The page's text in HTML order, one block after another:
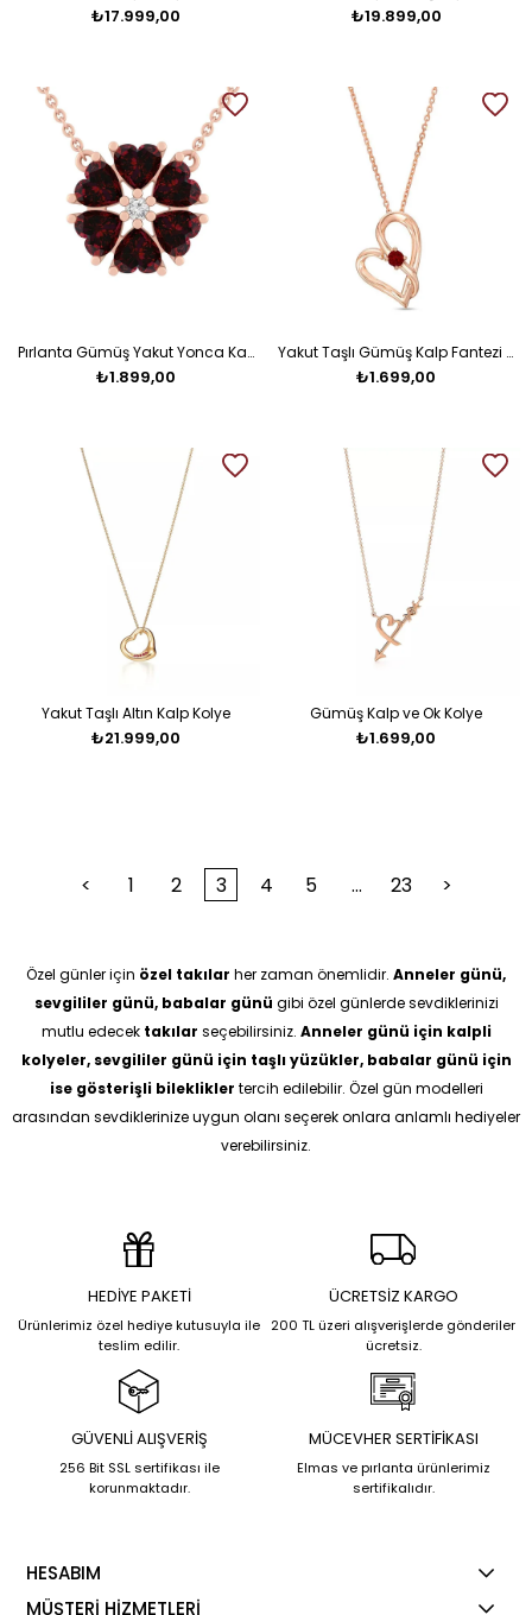
₺17.999,00 ₺19.899,00
Pırlanta Gümüş Yakut Yonca Kalp Kolye
₺1.899,00
Yakut Taşlı Gümüş Kalp Fantezi Kolye
₺1.699,00
Yakut Taşlı Altın Kalp Kolye
₺21.999,00
Gümüş Kalp ve Ok Kolye
₺1.699,00
< 1 2 3 4 5 ... 23 >
Özel günler için özel takılar her zaman önemlidir. Anneler günü,
sevgililer günü, babalar günü gibi özel günlerde sevdiklerinizi
mutlu edecek takılar seçebilirsiniz. Anneler günü için kalpli
kolyeler, sevgililer günü için taşlı yüzükler, babalar günü için
ise gösterişli bileklikler tercih edilebilir. Özel gün modelleri
arasından sevdiklerinize uygun olanı seçerek onlara anlamlı hediyeler
verebilirsiniz.
HEDİYE PAKETİ
Ürünlerimiz özel hediye kutusuyla ile
teslim edilir.
ÜCRETSİZ KARGO
200 TL üzeri alışverişlerde gönderiler
ücretsiz.
GÜVENLİ ALIŞVERİŞ
256 Bit SSL sertifikası ile
korunmaktadır.
MÜCEVHER SERTİFİKASI
Elmas ve pırlanta ürünlerimiz
sertifikalıdır.
HESABIM
MÜŞTERİ HİZMETLERİ